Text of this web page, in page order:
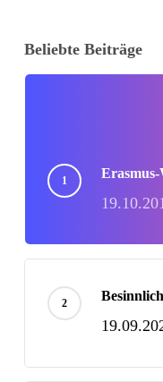
Beliebte Beiträge
Erasmus-